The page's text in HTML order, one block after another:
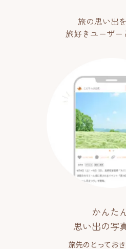
旅の思い出を
旅好きユーザー
かんた
思い出の写
旅先のとっておき